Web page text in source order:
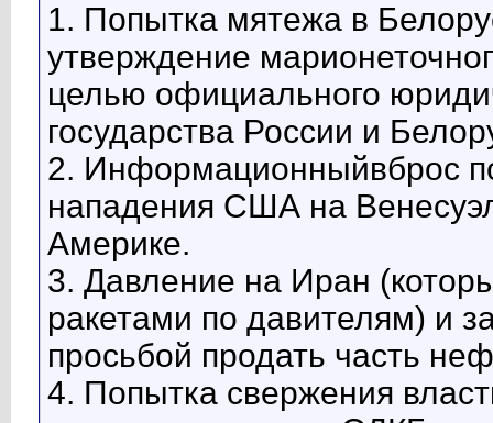
1. Попытка мятежа в
утверждение
целью официального
государства России и
2. Информационныйвброс
нападения США на
Америке.
3. Давление на Иран
ракетами по давителям) и
просьбой продать часть
4. Попытка свержения